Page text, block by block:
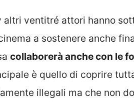
altri ventitré attori hanno
a sostenere anche
collaborerà anche con le
è quello di coprire
illegali ma che non